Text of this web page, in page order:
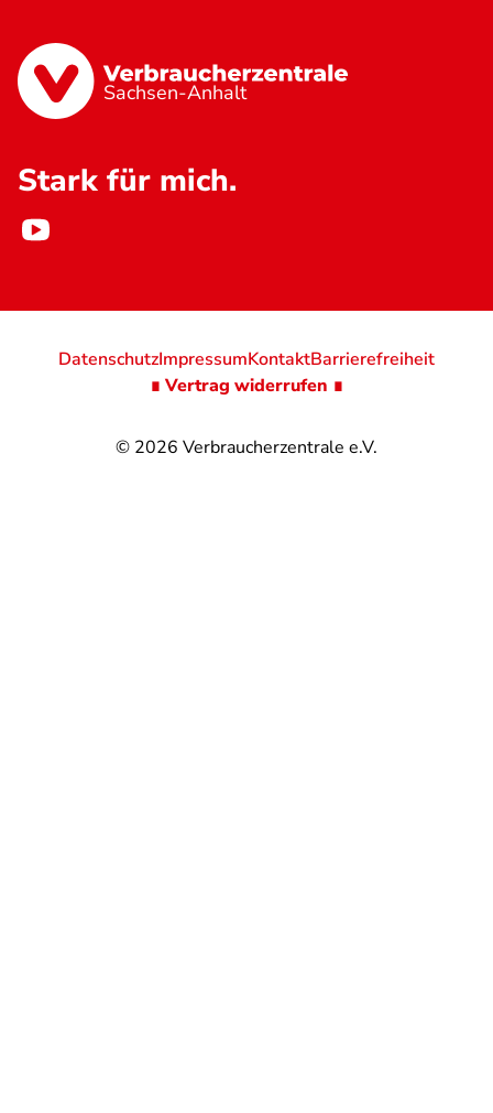
Sachsen-Anhalt
Stark für mich.
© 2026 Verbraucherzentrale e.V.
DatenschutzImpressumKontaktBarrierefreiheit
∎ Vertrag widerrufen ∎